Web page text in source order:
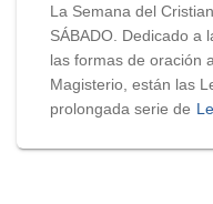
La Semana del
SÁBADO. Dedicado a
las formas de oración
Magisterio, están las
prolongada serie de